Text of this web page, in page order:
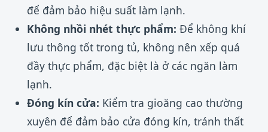
để đảm bảo hiệu suất làm lạnh.
Không nhồi nhét thực phẩm: Để không khí
lưu thông tốt trong tủ, không nên xếp quá
đầy thực phẩm, đặc biệt là ở các ngăn làm
lạnh.
Đóng kín cửa: Kiểm tra gioăng cao thường
xuyên để đảm bảo cửa đóng kín, tránh thất